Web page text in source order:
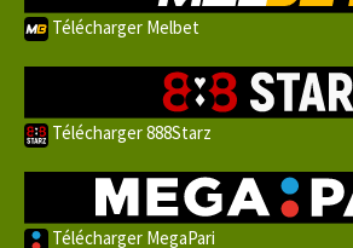
Télécharger Melbet
Télécharger 888Starz
Télécharger MegaPari